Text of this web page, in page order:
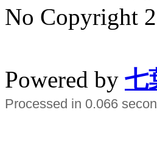
No Copyright
Powered by 七
Processed in 0.066